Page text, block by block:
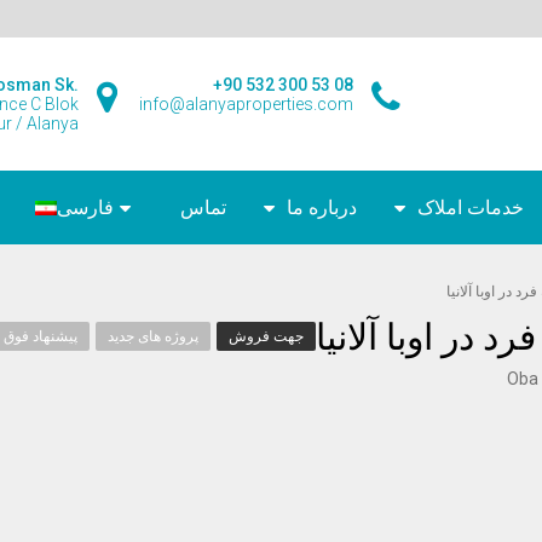
Sk.
C Blok
/ Alanya
+90 532 300 53 08
info@alanyaproperties.com
خدمات املاک درباره ما تماس فارسی
در اوبا آلانیا
در اوبا آلانیا جهت فروش پروژه های جدید پیشنهاد فوق